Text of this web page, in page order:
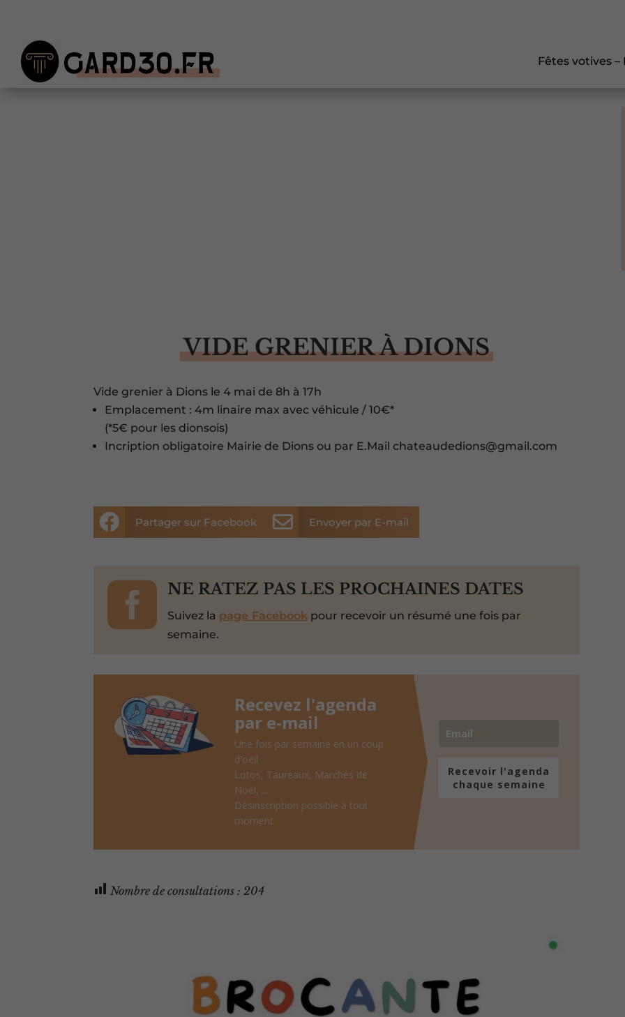
Fêtes votives –
VIDE GRENIER À DIONS
Vide grenier à Dions le 4 mai de 8h à 17h
Emplacement : 4m linaire max avec véhicule / 10€*
(*5€ pour les dionsois)
Incription obligatoire Mairie de Dions ou par E.Mail chateaudedions@gmail.com
 Partager sur Facebook  Envoyer par E-mail
 NE RATEZ PAS LES PROCHAINES DATES
Suivez la page Facebook pour recevoir un résumé une fois par
semaine.
Recevez l'agenda
par e-mail
Une fois par semaine en un coup
d'oeil
Lotos, Taureaux, Marchés de
Noël, ...
Désinscription possible à tout
moment
Recevoir l'agenda
chaque semaine
Nombre de consultations : 204